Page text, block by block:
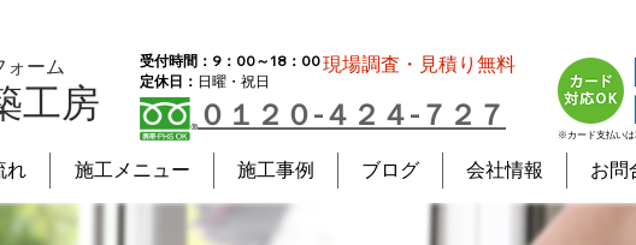
ォーム
工房
受付時間：9：00～18：00
定休日： 日曜・祝日
現場調査・見積り無料
０１２０-４２４-７２７
※カード支払いは
れ 施工メニュー 施工事例 ブログ 会社情報 お問